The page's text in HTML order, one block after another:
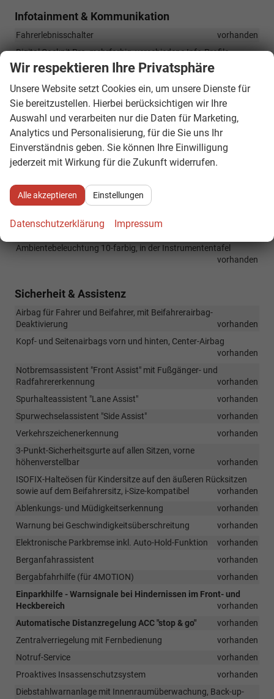
Infotainment & Kommunikation
Fahrerlebnisschalter
vorhanden
Digital Cockpit Pro, mehrfarbig, verschiedene Info-Profile
wählbar
vorhanden
App-Connect Wireless für Apple CarPlay und Android Auto
vorhanden
8 Lautsprecher
vorhanden
Bluetooth-Freisprecheinrichtung für Mobiltelefone
vorhanden
Digitaler Radioempfang DAB+
2 USB-C-Schnittstellen vorn, Ladeleistung bis zu 45 W
Ambientebeleuchtung 10-farbig, in der Instrumententafel
vorhanden
Sicherheit & Assistenz
Airbag für Fahrer und Beifahrer, mit Beifahrerairbag-
Deaktivierung
vorhanden
Kopf- und Seitenairbags vorn und hinten, Center-Airbag
vorhanden
Notbremsassistent "Front Assist" mit Fußgänger- und
Radfahrererkennung
vorhanden
Spurhalteassistent "Lane Assist"
vorhanden
Spurwechselassistent "Side Assist"
vorhanden
Verkehrszeichenerkennung
vorhanden
3-Punkt-Sicherheitsgurte auf allen Sitzen, vorne
höhenverstellbar
vorhanden
ISOFIX-Halteösen für Kindersitze auf den äußeren Rücksitzen
sowie auf dem Beifahrersitz, i-Size-kompatibel
vorhanden
Ablenkungs- und Müdigkeitserkennung
vorhanden
Warnung bei Geschwindigkeitsüberschreitung
vorhanden
Elektronische Parkbremse inkl. Auto-Hold-Funktion
vorhanden
Berganfahrassistent
vorhanden
Bergabfahrhilfe (für 4MOTION)
vorhanden
Einparkhilfe - Warnsignale bei Hindernissen im Front- und
Heckbereich
vorhanden
Automatische Distanzregelung ACC "stop & go"
vorhanden
Zentralverriegelung mit Fernbedienung
vorhanden
Notruf-Service
vorhanden
Proaktives Insassenschutzsystem
vorhanden
Diebstahlwarnanlage mit Innenraumüberwachung, Back-up-
Wir respektieren Ihre Privatsphäre
Unsere Website setzt Cookies ein, um unsere Dienste für
Sie bereitzustellen. Hierbei berücksichtigen wir Ihre
Auswahl und verarbeiten nur die Daten für Marketing,
Analytics und Personalisierung, für die Sie uns Ihr
Einverständnis geben. Sie können Ihre Einwilligung
jederzeit mit Wirkung für die Zukunft widerrufen.
Alle akzeptieren Einstellungen
Datenschutzerklärung Impressum